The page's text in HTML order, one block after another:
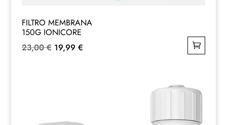
FILTRO MEMBRANA
150G IONICORE
23,00€ Il
19,99 €Il